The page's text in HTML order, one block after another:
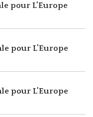
pour L’Europe
pour L’Europe
pour L’Europe